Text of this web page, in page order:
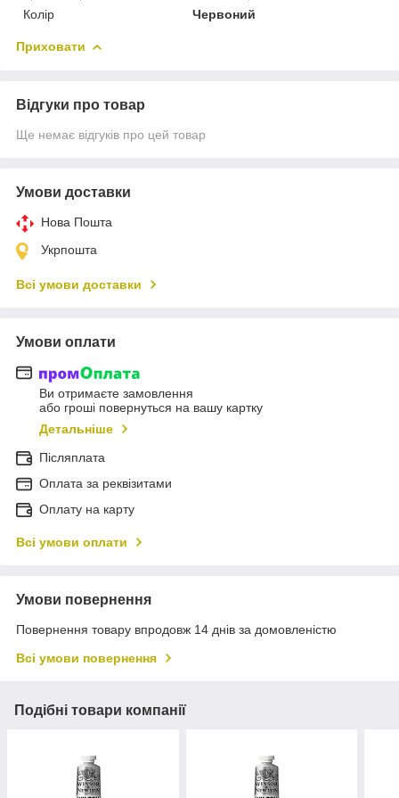
Колір
Червоний
Приховати
Відгуки про товар
Ще немає відгуків про цей товар
Умови доставки
Нова Пошта
Укрпошта
Всі умови доставки
Умови оплати
Ви отримаєте замовлення
або гроші повернуться на вашу картку
Детальніше
Післяплата
Оплата за реквізитами
Оплату на карту
Всі умови оплати
Умови повернення
Повернення товару впродовж 14 днів за домовленістю
Всі умови повернення
Подібні товари компанії